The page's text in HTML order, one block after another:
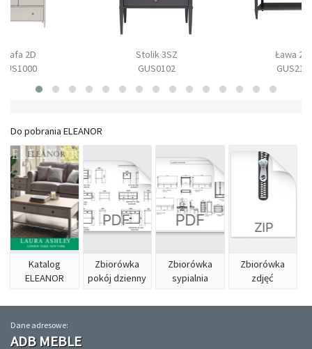
Szafa 2D
Stolik 3SZ
GUS0102
Ława
Do pobrania ELEANOR
Katalog
ELEANOR
Zbiorówka
pokój dzienny
Zbiorówka
sypialnia
Zbiorówka
zdjęć
Dane adresowe:
ADB MEBLE